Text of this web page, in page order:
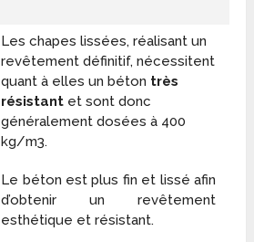
Les chapes lissées, réalisant un
revêtement définitif, nécessitent
quant à elles un béton très
résistant et sont donc
généralement dosées à 400
kg/m3.
Le béton est plus fin et lissé afin
d’obtenir un revêtement
esthétique et résistant.